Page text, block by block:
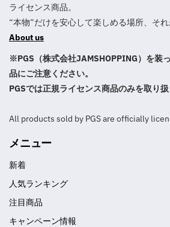
ライセンス商品。
“本物”だけを安心して楽しめる場所、それ
About us
※PGS（株式会社JAMSHOPPING）を装
品にご注意ください。
PGSでは正規ライセンス商品のみを取り扱
All products sold by PGS are officially
メニュー
新着
人気ランキング
注目商品
キャンペーン情報